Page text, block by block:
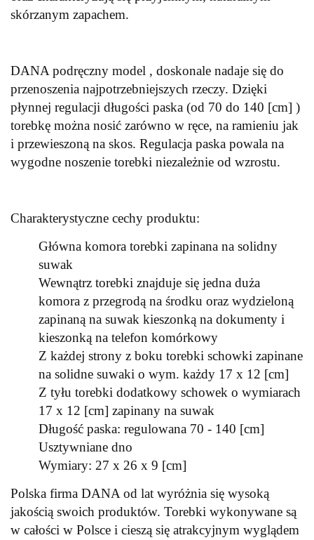
skórzanym zapachem.
DANA podręczny model , doskonale nadaje się do
przenoszenia najpotrzebniejszych rzeczy. Dzięki
płynnej regulacji długości paska (od 70 do 140 [cm] )
torebkę można nosić zarówno w ręce, na ramieniu jak
i przewieszoną na skos. Regulacja paska powala na
wygodne noszenie torebki niezależnie od wzrostu.
Charakterystyczne cechy produktu:
Główna komora torebki zapinana na solidny
suwak
Wewnątrz torebki znajduje się jedna duża
komora z przegrodą na środku oraz wydzieloną
zapinaną na suwak kieszonką na dokumenty i
kieszonką na telefon komórkowy
Z każdej strony z boku torebki schowki zapinane
na solidne suwaki o wym. każdy 17 x 12 [cm]
Z tyłu torebki dodatkowy schowek o wymiarach
17 x 12 [cm] zapinany na suwak
Długość paska: regulowana 70 - 140 [cm]
Usztywniane dno
Wymiary: 27 x 26 x 9 [cm]
Polska firma DANA od lat wyróżnia się wysoką
jakością swoich produktów. Torebki wykonywane są
w całości w Polsce i cieszą się atrakcyjnym wyglądem